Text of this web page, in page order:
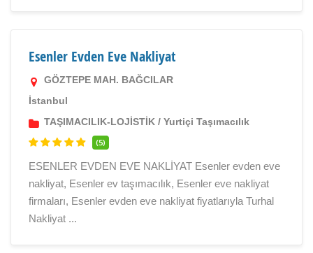
Esenler Evden Eve Nakliyat
GÖZTEPE MAH. BAĞCILAR
İstanbul
TAŞIMACILIK-LOJİSTİK / Yurtiçi Taşımacılık
(5)
ESENLER EVDEN EVE NAKLİYAT Esenler evden eve
nakliyat, Esenler ev taşımacılık, Esenler eve nakliyat
firmaları, Esenler evden eve nakliyat fiyatlarıyla Turhal
Nakliyat ...